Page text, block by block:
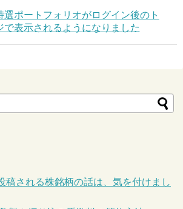
選ポートフォリオがログイン後のト
で表示されるようになりました
稿される株銘柄の話は、気を付けまし